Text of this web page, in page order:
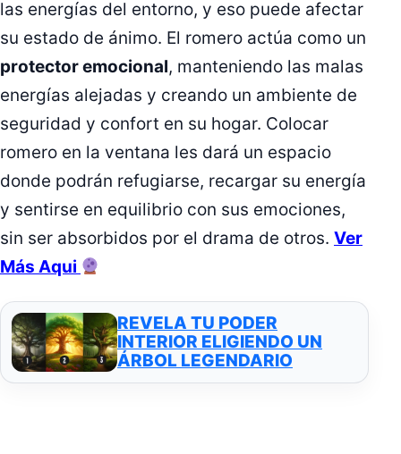
las energías del entorno, y eso puede afectar
su estado de ánimo. El romero actúa como un
protector emocional, manteniendo las malas
energías alejadas y creando un ambiente de
seguridad y confort en su hogar. Colocar
romero en la ventana les dará un espacio
donde podrán refugiarse, recargar su energía
y sentirse en equilibrio con sus emociones,
sin ser absorbidos por el drama de otros. Ver
Más Aqui
REVELA TU PODER
INTERIOR ELIGIENDO UN
ÁRBOL LEGENDARIO